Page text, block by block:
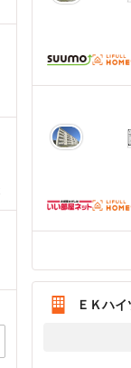
ＥＫハ